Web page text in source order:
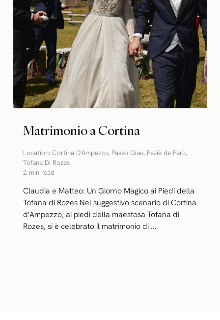
Matrimonio a Cortina
Location:Cortina D'Ampezzo, Passo Giau, Peziè de Parù,
Tofana Di Rozes
2 min read
Claudia e Matteo: Un Giorno Magico ai Piedi della
Tofana di Rozes Nel suggestivo scenario di Cortina
d'Ampezzo, ai piedi della maestosa Tofana di
Rozes, si è celebrato il matrimonio di ...